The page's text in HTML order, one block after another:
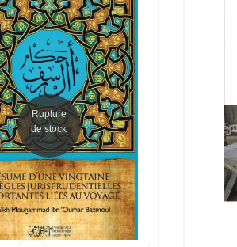
Rupture
de stock